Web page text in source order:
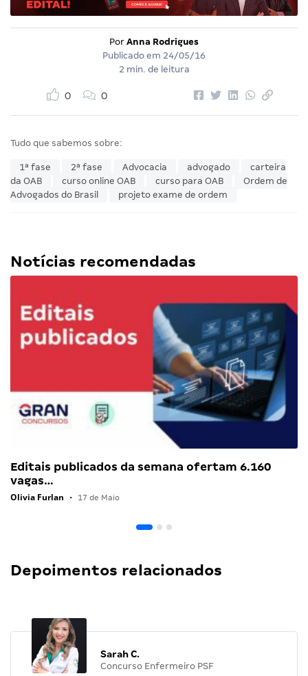
Por Anna Rodrigues
Publicado em 24/05/16
2 min. de leitura
0 0
Tudo que sabemos sobre:
1ª fase 2ª fase Advocacia advogado
carteira
da OAB
curso online OAB curso para OAB
Ordem de
Advogados do Brasil
projeto exame de ordem
Notícias recomendadas
Editais publicados da semana ofertam 6.160
vagas…
Olivia Furlan • 17 de Maio
Depoimentos relacionados
Sarah C.
Concurso Enfermeiro PSF